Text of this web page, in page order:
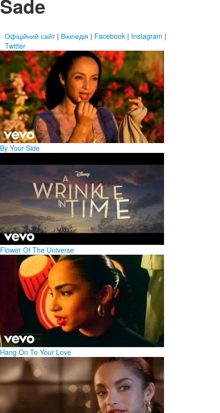
Sade
Офіційний сайт| Вікіпедія | Facebook | Instagram |
Twitter
By Your Side
Flower Of The Universe
Hang On To Your Love